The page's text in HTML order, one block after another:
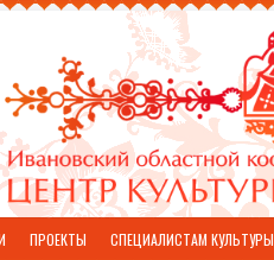
ПРОЕКТЫ СПЕЦИАЛИСТАМ КУЛЬТУРЫ